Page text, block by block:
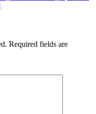
Required fields are